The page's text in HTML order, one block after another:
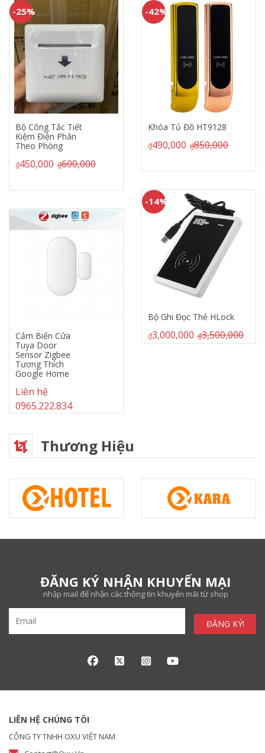
-42%
Khóa Tủ Đồ HT9128
₫490,000
₫3,000,000
-33%
Công Tắc Thẻ Từ
Khách Sạn - Tần Số
₫300,000 ₫450,000
-40%
Máy In Nhiệt 80mm
Thương Hiệu
ĐĂNG KÝ NHẬN KHUYẾN MẠI
nhập mail để nhận các thông tin khuyến mãi từ shop
ĐĂNG KÝ!
LIÊN HỆ CHÚNG TÔI
CÔNG TY TNHH OXU VIỆT NAM